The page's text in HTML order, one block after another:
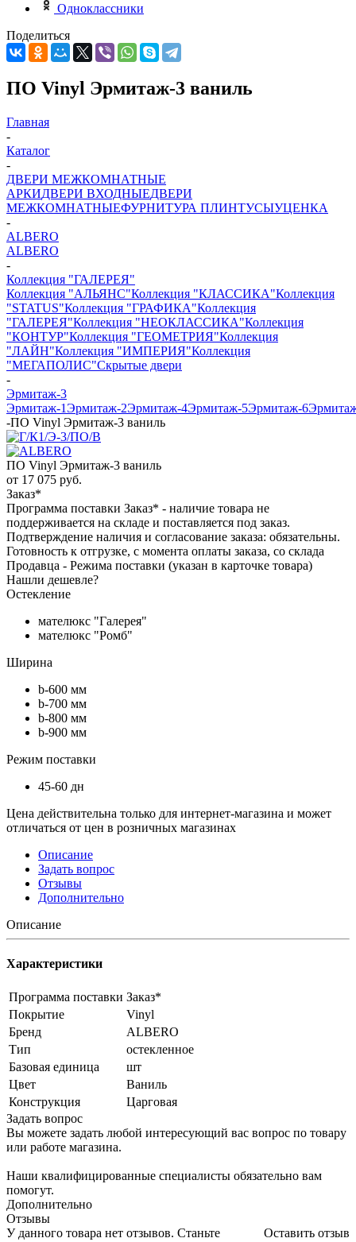
Одноклассники
Поделиться
ПО Vinyl Эрмитаж-3 ваниль
Главная
-
Каталог
-
ДВЕРИ МЕЖКОМНАТНЫЕ
АРКИДВЕРИ ВХОДНЫЕДВЕРИ
МЕЖКОМНАТНЫЕФУРНИТУРА ПЛИНТУСЫУЦЕНКА
-
ALBERO
ALBERO
-
Коллекция "ГАЛЕРЕЯ"
Коллекция "АЛЬЯНС"Коллекция "КЛАССИКА"Коллекция
"STATUS"Коллекция "ГРАФИКА"Коллекция
"ГАЛЕРЕЯ"Коллекция "НЕОКЛАССИКА"Коллекция
"КОНТУР"Коллекция "ГЕОМЕТРИЯ"Коллекция
"ЛАЙН"Коллекция "ИМПЕРИЯ"Коллекция
"МЕГАПОЛИС"Скрытые двери
-
Эрмитаж-3
Эрмитаж-1Эрмитаж-2Эрмитаж-4Эрмитаж-5Эрмитаж-6
-ПО Vinyl Эрмитаж-3 ваниль
ПО Vinyl Эрмитаж-3 ваниль
от 17 075 руб.
Заказ*
Программа поставки Заказ* - наличие товара не
поддерживается на складе и поставляется под заказ.
Подтверждение наличия и согласование заказа: обязательны.
Готовность к отгрузке, с момента оплаты заказа, со склада
Продавца - Режима поставки (указан в карточке товара)
Нашли дешевле?
Остекление
мателюкс "Галерея"
мателюкс "Ромб"
Ширина
b-600 мм
b-700 мм
b-800 мм
b-900 мм
Режим поставки
45-60 дн
Цена действительна только для интернет-магазина и может
отличаться от цен в розничных магазинах
Описание
Задать вопрос
Отзывы
Дополнительно
Описание
Характеристики
Программа поставки Заказ*
Покрытие
Vinyl
Бренд
ALBERO
Тип
остекленное
Базовая единица
шт
Цвет
Ваниль
Конструкция
Царговая
Задать вопрос
Вы можете задать любой интересующий вас вопрос по товару
или работе магазина.
Наши квалифицированные специалисты обязательно вам
помогут.
Дополнительно
Отзывы
Оставить отзыв
У данного товара нет отзывов. Станьте